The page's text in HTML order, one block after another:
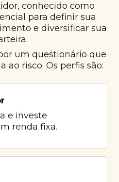
conhecido como
para definir sua
e diversificar sua
um questionário que
ao risco. Os perfis são:
e investe
renda fixa.